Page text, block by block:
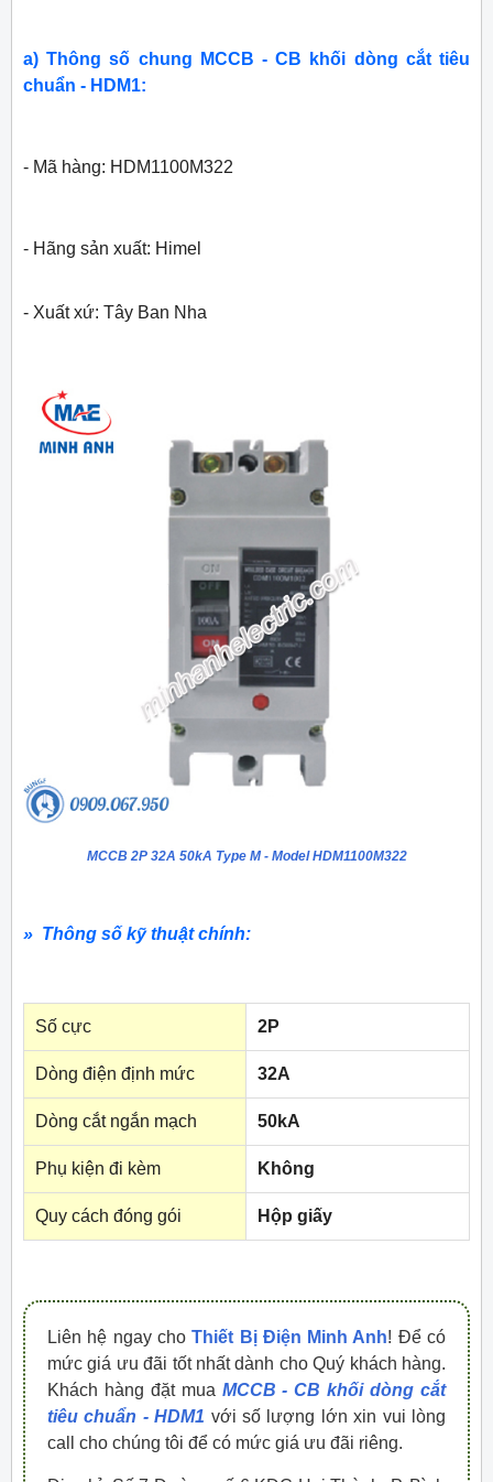
a) Thông số chung MCCB - CB khối dòng cắt tiêu
chuẩn - HDM1:
- Mã hàng: HDM1100M322
- Hãng sản xuất: Himel
- Xuất xứ: Tây Ban Nha
MCCB 2P 32A 50kA Type M - Model HDM1100M322
» Thông số kỹ thuật chính:
Số cực 2P
Dòng điện định mức 32A
Dòng cắt ngắn mạch 50kA
Phụ kiện đi kèm Không
Quy cách đóng gói Hộp giấy
Liên hệ ngay choThiết Bị Điện Minh Anh! Để có
mức giá ưu đãi tốt nhất dành cho Quý khách hàng.
Khách hàng đặt mua MCCB - CB khối dòng cắt
tiêu chuẩn - HDM1 với số lượng lớn xin vui lòng
call cho chúng tôi để có mức giá ưu đãi riêng.